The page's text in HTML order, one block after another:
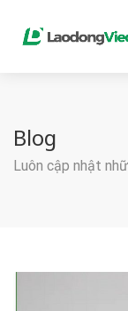
Blog
Luôn cập nhật